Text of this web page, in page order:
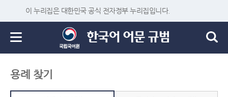
이 누리집은 대한민국 공식 전자정부 누리집입니다.
용례 찾기